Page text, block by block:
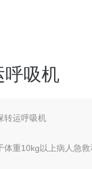
呼吸机
转运呼吸机
体重10kg以上病人急救